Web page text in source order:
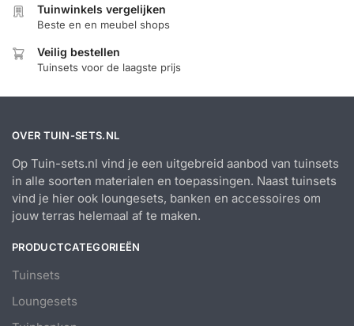
Tuinwinkels vergelijken
Beste en en meubel shops
Veilig bestellen
Tuinsets voor de laagste prijs
OVER TUIN-SETS.NL
Op Tuin-sets.nl vind je een uitgebreid aanbod van tuinsets
in alle soorten materialen en toepassingen. Naast tuinsets
vind je hier ook loungesets, banken en accessoires om
jouw terras helemaal af te maken.
PRODUCTCATEGORIEËN
Tuinsets
Loungesets